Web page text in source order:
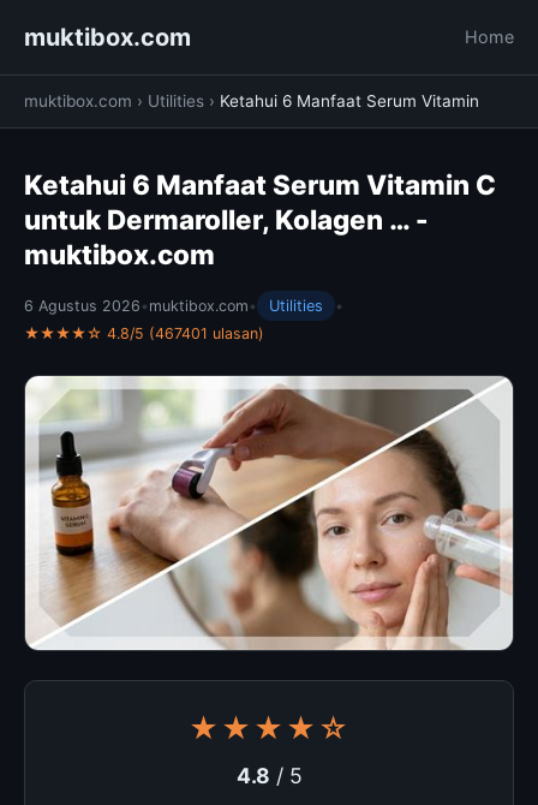
muktibox.com Home
muktibox.com › Utilities › Ketahui 6 Manfaat Serum Vitamin
Ketahui 6 Manfaat Serum Vitamin C
untuk Dermaroller, Kolagen … -
muktibox.com
6 Agustus 2026 • muktibox.com • Utilities
•
★★★★☆ 4.8/5 (467401 ulasan)
★★★★☆
4.8 / 5